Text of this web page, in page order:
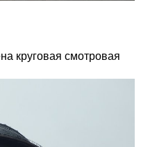
круговая смотровая